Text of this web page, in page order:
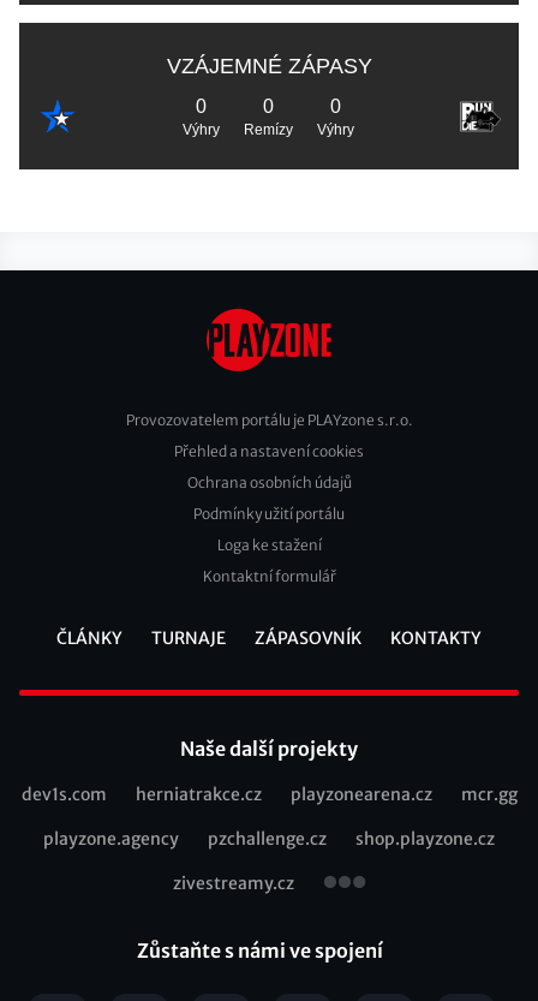
VZÁJEMNÉ ZÁPASY
0
Výhry
0
Remízy
0
Výhry
Footer
Provozovatelem portálu je PLAYzone s.r.o.
Přehled a nastavení cookies
Ochrana osobních údajů
Podmínky užití portálu
Loga ke stažení
Kontaktní formulář
ČLÁNKY TURNAJE ZÁPASOVNÍK KONTAKTY
Naše další projekty
Recommended
dev1s.com herniatrakce.cz playzonearena.cz mcr.gg
playzone.agency pzchallenge.cz shop.playzone.cz
zivestreamy.cz
Zůstaňte s námi ve spojení